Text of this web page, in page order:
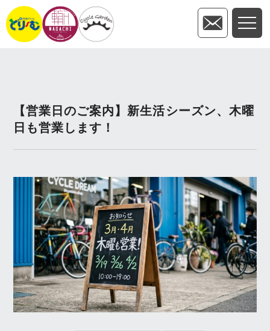
【営業日のご案内】新生活シーズン、木曜
日も営業します！